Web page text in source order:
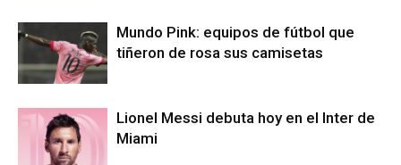
Mundo Pink: equipos de fútbol que
tiñeron de rosa sus camisetas
Lionel Messi debuta hoy en el Inter de
Miami